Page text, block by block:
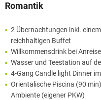
Romantik
2 Übernachtungen inkl.
reichhaltigen Buffet
Willkommensdrink bei Anreise
Wasser und Teestation auf
4-Gang Candle light Dinner
Orientalische Piscina (90
Ambiente (eigener PKW)